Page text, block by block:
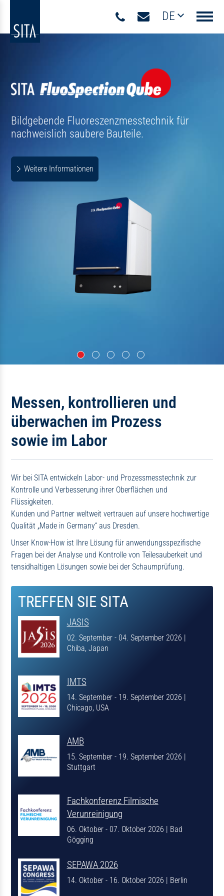
DE
Bildgebende Fluoreszenzmesstechnik für
nachweislich saubere Bauteile.
Weitere Informationen
Messen, kontrollieren und
überwachen im Prozess
sowie im Labor
Wir bei SITA entwickeln Labor- und Prozessmesstechnik zur
Kontrolle und Verbesserung ihrer Oberflächen und
Flüssigkeiten.
Kunden und Partner weltweit vertrauen auf unsere hochwertige
Qualität „Made in Germany“ aus Dresden.
Unser Know-How ist Ihre Lösung für anwendungsspezifische
Fragen bei der Analyse und Kontrolle von Teilesauberkeit und
tensidhaltigen Lösungen sowie bei der Schaumprüfung.
TREFFEN SIE SITA
JASIS
02. September - 04. September 2026 |
Chiba, Japan
IMTS
14. September - 19. September 2026 |
Chicago, USA
AMB
15. September - 19. September 2026 |
Stuttgart
Fachkonferenz Filmische
Verunreinigung
06. Oktober - 07. Oktober 2026
Bad
Gögging
SEPAWA 2026
14. Oktober - 16. Oktober 2026 | Berlin